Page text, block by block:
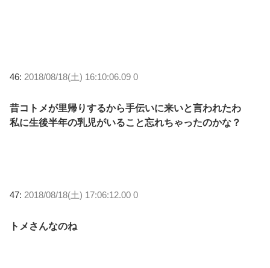
46: 2018/08/18(土) 16:10:06.09 0
昔コトメが里帰りするから手伝いに来いと言われたわ
私に生後半年の乳児がいること忘れちゃったのかな？
47: 2018/08/18(土) 17:06:12.00 0
トメさんなのね